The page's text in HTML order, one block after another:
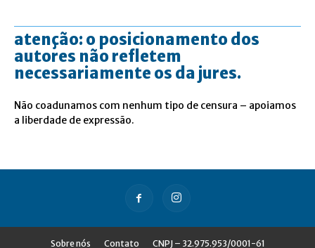
atenção: o posicionamento dos
autores não refletem
necessariamente os da jures.
Não coadunamos com nenhum tipo de censura – apoiamos
a liberdade de expressão.
Sobre nós Contato CNPJ – 32.975.953/0001-61